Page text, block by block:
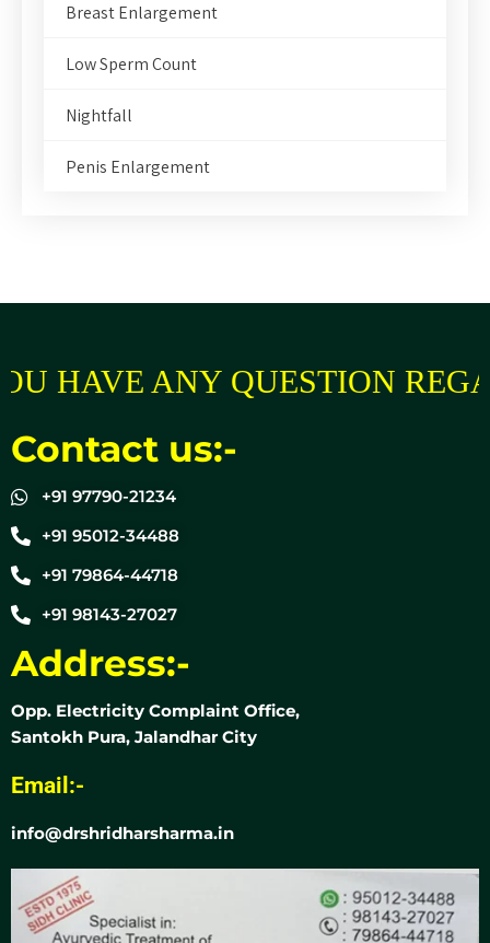
Breast Enlargement
Low Sperm Count
Nightfall
Penis Enlargement
HAVE ANY QUESTION
Contact us:-
+91 97790-21234
+91 95012-34488
+91 79864-44718
+91 98143-27027
Address:-
Opp. Electricity Complaint Office,
Santokh Pura, Jalandhar City
Email:-
info@drshridharsharma.in